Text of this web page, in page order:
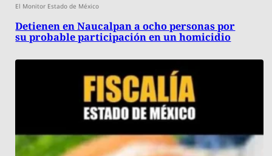
El Monitor Estado de México
Detienen en Naucalpan a ocho personas por
su probable participación en un homicidio